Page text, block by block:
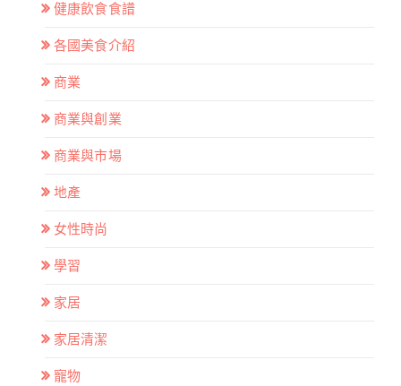
健康飲食食譜
各國美食介紹
商業
商業與創業
商業與市場
地產
女性時尚
學習
家居
家居清潔
寵物